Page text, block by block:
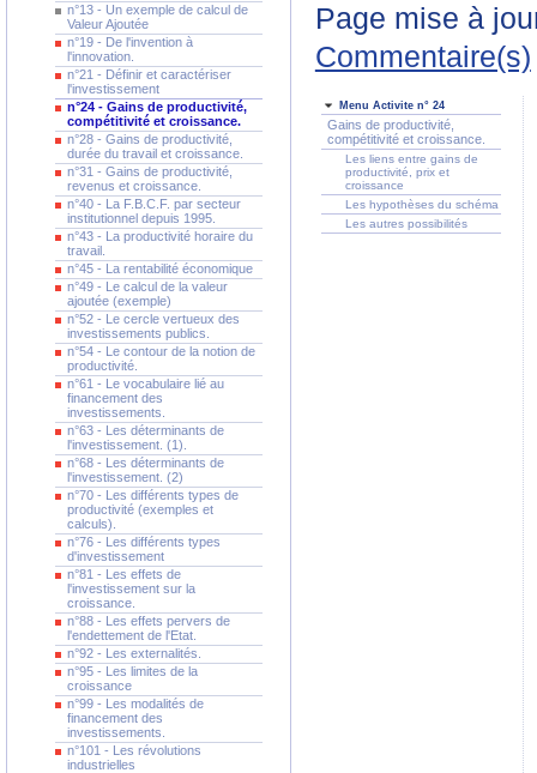
n°13 - Un exemple de calcul de
Valeur Ajoutée
n°19 - De l'invention à
l'innovation.
n°21 - Définir et caractériser
l'investissement
n°24 - Gains de productivité,
compétitivité et croissance.
n°28 - Gains de productivité,
durée du travail et croissance.
n°31 - Gains de productivité,
revenus et croissance.
n°40 - La F.B.C.F. par secteur
institutionnel depuis 1995.
n°43 - La productivité horaire du
travail.
n°45 - La rentabilité économique
n°49 - Le calcul de la valeur
ajoutée (exemple)
n°52 - Le cercle vertueux des
investissements publics.
n°54 - Le contour de la notion de
productivité.
n°61 - Le vocabulaire lié au
financement des
investissements.
n°63 - Les déterminants de
l'investissement. (1).
n°68 - Les déterminants de
l'investissement. (2)
n°70 - Les différents types de
productivité (exemples et
calculs).
n°76 - Les différents types
d'investissement
n°81 - Les effets de
l'investissement sur la
croissance.
n°88 - Les effets pervers de
l'endettement de l'Etat.
n°92 - Les externalités.
n°95 - Les limites de la
croissance
n°99 - Les modalités de
financement des
investissements.
n°101 - Les révolutions
industrielles
Page mise à
Commentaire(s)
Menu Activite n° 24
Gains de productivité,
compétitivité et croissance.
Les liens entre gains de
productivité, prix et
croissance
Les hypothèses du schéma
Les autres possibilités